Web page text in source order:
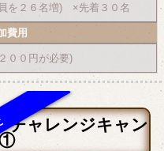
を２６名増) ×先着３０名
費用
００円が必要)
チャレンジキャン